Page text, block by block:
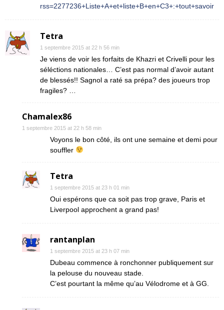
rss=2277236+Liste+A+et+liste+B+en+C3+:+tout+savoir
Tetra
1 septembre 2015 at 22 h 56 min
Je viens de voir les forfaits de Khazri et Crivelli pour les
séléctions nationales… C’est pas normal d’avoir autant
de blessés!! Sagnol a raté sa prépa? des joueurs trop
fragiles? …
Chamalex86
1 septembre 2015 at 22 h 58 min
Voyons le bon côté, ils ont une semaine et demi pour
souffler
Tetra
1 septembre 2015 at 23 h 01 min
Oui espérons que ca soit pas trop grave, Paris et
Liverpool approchent a grand pas!
rantanplan
1 septembre 2015 at 23 h 07 min
Dubeau commence à ronchonner publiquement sur
la pelouse du nouveau stade.
C’est pourtant la même qu’au Vélodrome et à GG.